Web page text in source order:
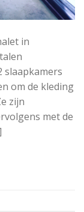
in
slaapkamers
om de kleding
zijn
met de